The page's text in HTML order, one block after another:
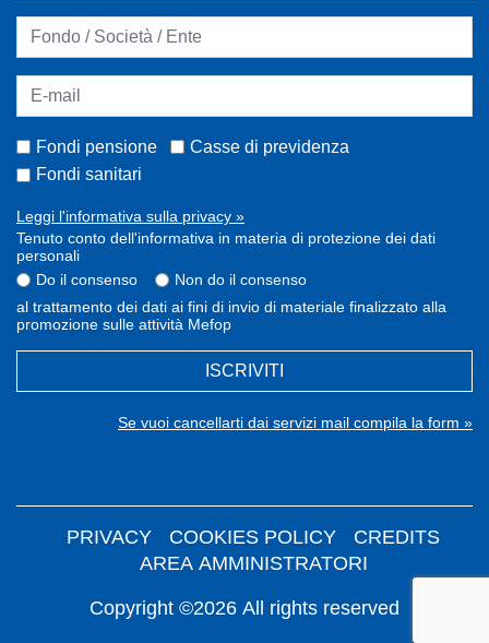
Fondi pensione
Casse di previdenza
Fondi sanitari
Leggi l'informativa sulla privacy »
Tenuto conto dell'informativa in materia di protezione dei dati
personali
Do il consenso
Non do il consenso
al trattamento dei dati ai fini di invio di materiale finalizzato alla
promozione sulle attività Mefop
ISCRIVITI
Se vuoi cancellarti dai servizi mail compila la form »
Copyright ©2026 All rights reserved
PRIVACY COOKIES POLICY
CREDITS
AREA AMMINISTRATORI